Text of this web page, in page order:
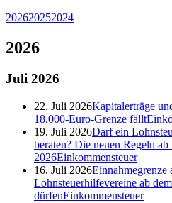
202620252024
2026
Juli 2026
22. Juli 2026Kapitalerträge
18.000-Euro-Grenze fällt
19. Juli 2026Darf ein
beraten? Die neuen Regeln ab
2026Einkommensteuer
16. Juli 2026Einnahmegrenze
Lohnsteuerhilfevereine ab
dürfenEinkommensteuer